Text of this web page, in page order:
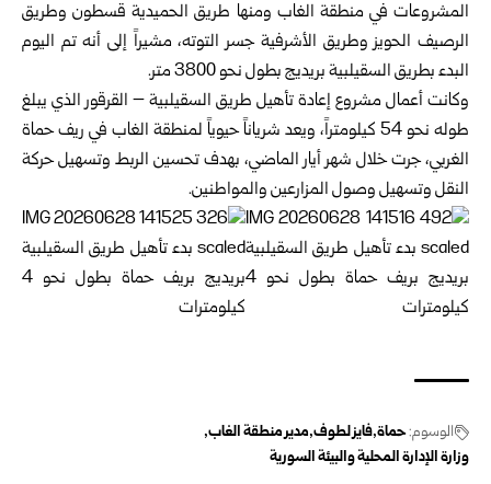
المشروعات في منطقة الغاب ومنها طريق الحميدية قسطون وطريق
الرصيف الحويز وطريق الأشرفية جسر التوته، مشيراً إلى أنه تم اليوم
البدء بطريق السقيلبية بريديج بطول نحو 3800 متر.
وكانت أعمال مشروع إعادة تأهيل طريق السقيلبية – القرقور الذي يبلغ
طوله نحو 54 كيلومتراً، ويعد شرياناً حيوياً لمنطقة الغاب في ريف حماة
الغربي، جرت خلال شهر أيار الماضي، بهدف تحسين الربط وتسهيل حركة
النقل وتسهيل وصول المزارعين والمواطنين.
الوسوم:حماة فايز لطوف مدير منطقة الغاب
وزارة الإدارة المحلية والبيئة السورية